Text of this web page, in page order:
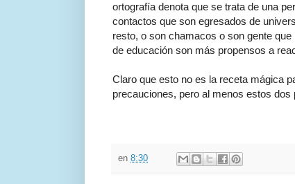
ortografía denota que se trata de una
contactos que son egresados de
resto, o son chamacos o son gente
de educación son más propensos a
Claro que esto no es la receta mágica
precauciones, pero al menos estos dos
en 8:30